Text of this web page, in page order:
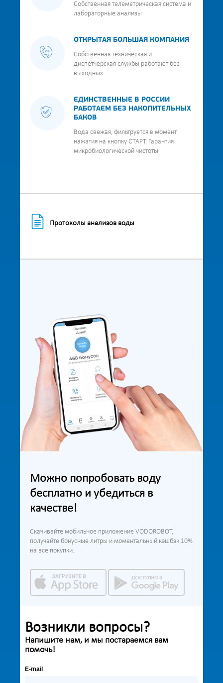
Собственная телеметрическая система и
лабораторные анализы
ОТКРЫТАЯ БОЛЬШАЯ КОМПАНИЯ
Собственная техническая и
диспетчерская службы работают без
выходных
ЕДИНСТВЕННЫЕ В РОССИИ
РАБОТАЕМ БЕЗ НАКОПИТЕЛЬНЫХ
БАКОВ
Вода свежая, фильтруется в момент
нажатия на кнопку СТАРТ. Гарантия
микробиологической чистоты
Протоколы анализов воды
Можно попробовать воду
бесплатно и убедиться в
качестве!
Скачивайте мобильное приложение VODOROBOT,
получайте бонусные литры и моментальный кэшбэк 10%
на все покупки.
Возникли вопросы?
Напишите нам, и мы постараемся вам
помочь!
E-mail